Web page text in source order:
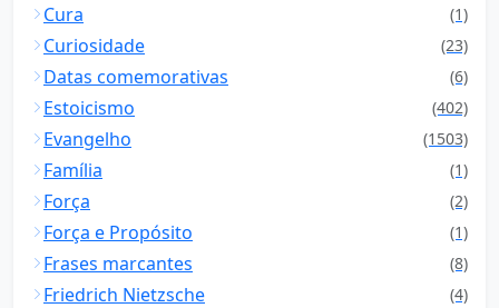
Cura (1)
Curiosidade (23)
Datas comemorativas (6)
Estoicismo (402)
Evangelho (1503)
Família (1)
Força (2)
Força e Propósito (1)
Frases marcantes (8)
Friedrich Nietzsche (4)